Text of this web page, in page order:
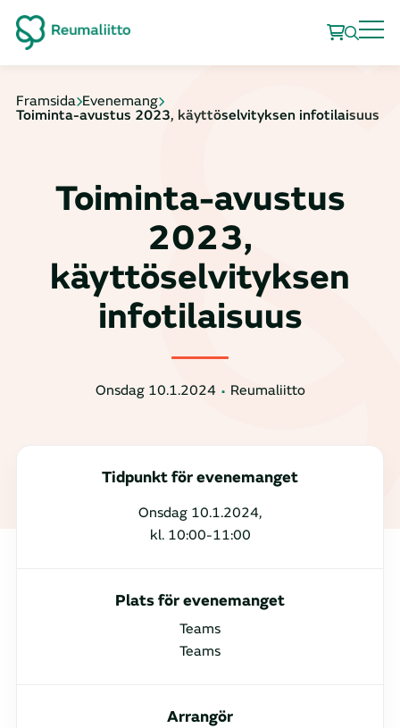
Framsida Evenemang
Toiminta-avustus 2023, käyttöselvityksen infotilaisuus
Toiminta-avustus
2023,
käyttöselvityksen
infotilaisuus
Onsdag 10.1.2024 Reumaliitto
Tidpunkt för evenemanget
Onsdag 10.1.2024,
kl. 10:00-11:00
Plats för evenemanget
Teams
Teams
Arrangör